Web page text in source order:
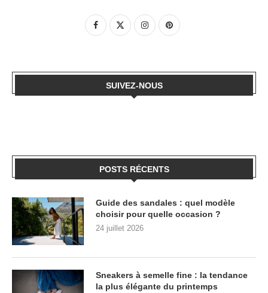
SUIVEZ-NOUS
POSTS RÉCENTS
Guide des sandales : quel modèle
choisir pour quelle occasion ?
24 juillet 2026
Sneakers à semelle fine : la tendance
la plus élégante du printemps